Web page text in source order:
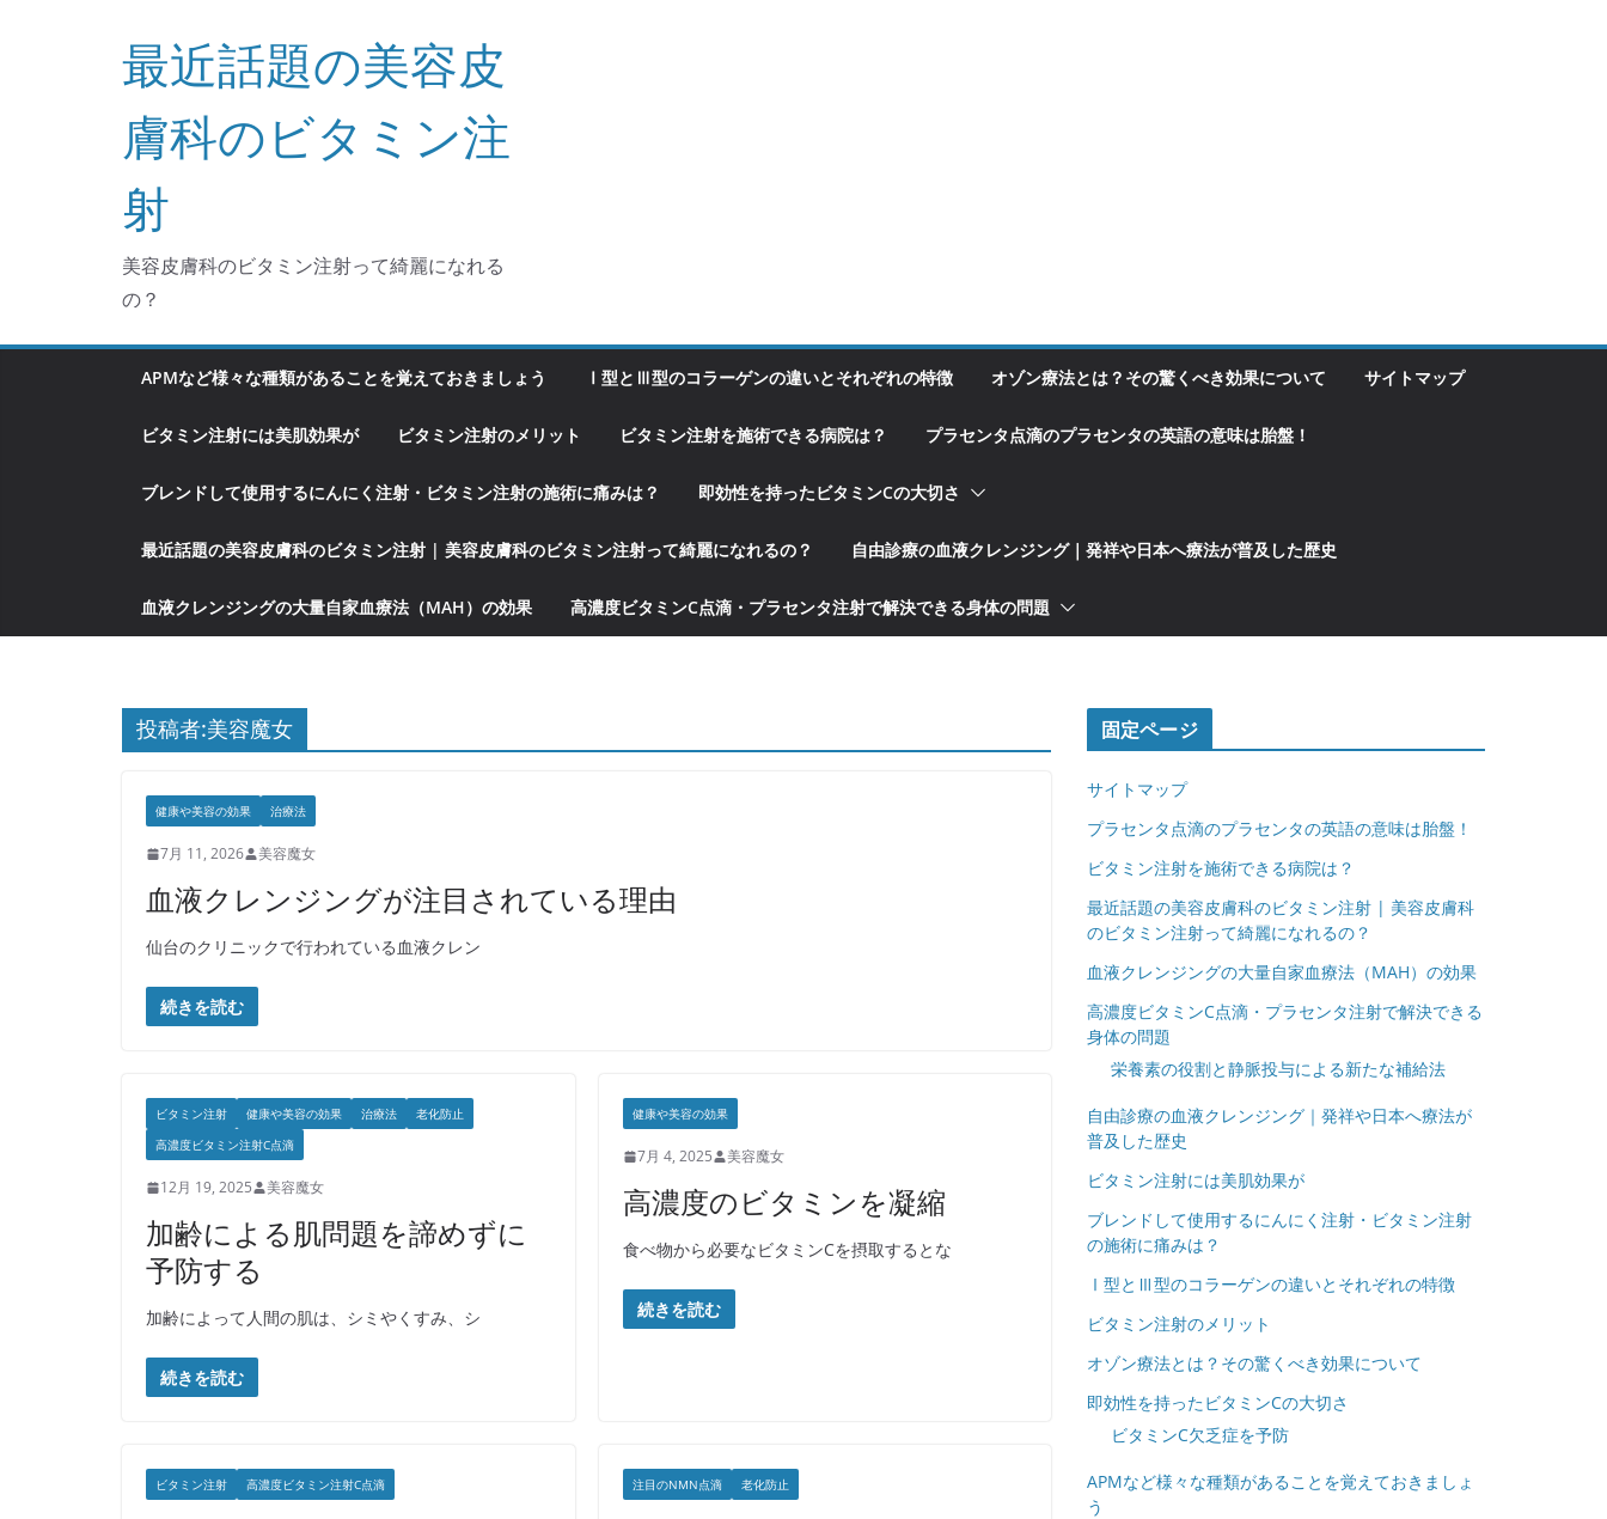
最近話題の美容皮
膚科のビタミン注
射
美容皮膚科のビタミン注射って綺麗になれる
の？
APMなど様々な種類があることを覚えておきましょう Ⅰ型とⅢ型のコラーゲンの違いとそれぞれの特徴 オゾン療法とは？その驚くべき効果について サイトマップ
ビタミン注射には美肌効果が ビタミン注射のメリット ビタミン注射を施術できる病院は？ プラセンタ点滴のプラセンタの英語の意味は胎盤！
ブレンドして使用するにんにく注射・ビタミン注射の施術に痛みは？ 即効性を持ったビタミンCの大切さ
最近話題の美容皮膚科のビタミン注射 | 美容皮膚科のビタミン注射って綺麗になれるの？ 自由診療の血液クレンジング｜発祥や日本へ療法が普及した歴史
血液クレンジングの大量自家血療法（MAH）の効果 高濃度ビタミンC点滴・プラセンタ注射で解決できる身体の問題
投稿者:美容魔女
健康や美容の効果 治療法
7月 11, 2026 美容魔女
血液クレンジングが注目されている理由
仙台のクリニックで行われている血液クレン
続きを読む
ビタミン注射 健康や美容の効果 治療法
老化防止
高濃度ビタミン注射C点滴
12月 19, 2025 美容魔女
加齢による肌問題を諦めずに
予防する
加齢によって人間の肌は、シミやくすみ、シ
続きを読む
健康や美容の効果
7月 4, 2025 美容魔女
高濃度のビタミンを凝縮
食べ物から必要なビタミンCを摂取するとな
続きを読む
ビタミン注射 高濃度ビタミン注射C点滴 注目のNMN点滴 老化防止
固定ページ
サイトマップ
プラセンタ点滴のプラセンタの英語の意味は胎盤！
ビタミン注射を施術できる病院は？
最近話題の美容皮膚科のビタミン注射 | 美容皮膚科
のビタミン注射って綺麗になれるの？
血液クレンジングの大量自家血療法（MAH）の効果
高濃度ビタミンC点滴・プラセンタ注射で解決できる
身体の問題
栄養素の役割と静脈投与による新たな補給法
自由診療の血液クレンジング｜発祥や日本へ療法が
普及した歴史
ビタミン注射には美肌効果が
ブレンドして使用するにんにく注射・ビタミン注射
の施術に痛みは？
Ⅰ型とⅢ型のコラーゲンの違いとそれぞれの特徴
ビタミン注射のメリット
オゾン療法とは？その驚くべき効果について
即効性を持ったビタミンCの大切さ
ビタミンC欠乏症を予防
APMなど様々な種類があることを覚えておきましょ
う